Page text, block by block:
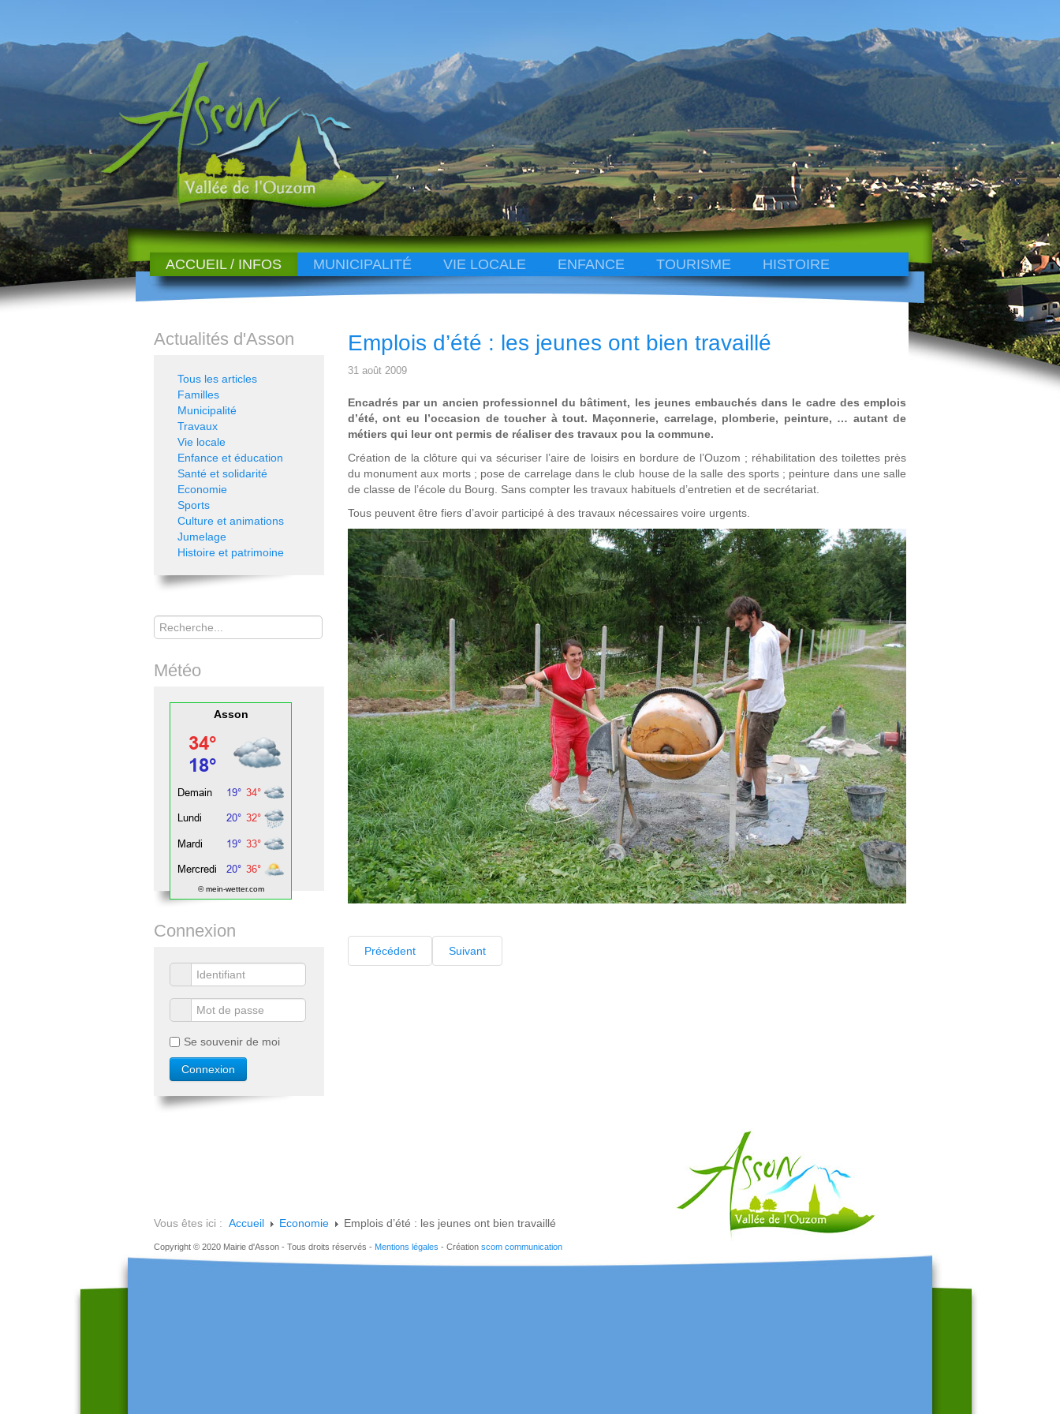
ACCUEIL / INFOS MUNICIPALITÉ VIE LOCALE ENFANCE TOURISME HISTOIRE
Emplois d’été : les jeunes ont bien travaillé
31 août 2009
Encadrés par un ancien professionnel du bâtiment, les jeunes embauchés dans le cadre des emplois
d’été, ont eu l’occasion de toucher à tout. Maçonnerie, carrelage, plomberie, peinture, … autant de
métiers qui leur ont permis de réaliser des travaux pou la commune.
Création de la clôture qui va sécuriser l’aire de loisirs en bordure de l’Ouzom ; réhabilitation des toilettes près
du monument aux morts ; pose de carrelage dans le club house de la salle des sports ; peinture dans une salle
de classe de l’école du Bourg. Sans compter les travaux habituels d’entretien et de secrétariat.
Tous peuvent être fiers d’avoir participé à des travaux nécessaires voire urgents.
Précédent Suivant
Actualités d'Asson
Tous les articles
Familles
Municipalité
Travaux
Vie locale
Enfance et éducation
Santé et solidarité
Economie
Sports
Culture et animations
Jumelage
Histoire et patrimoine
Rechercher
Météo
Asson
© mein-wetter.com
Connexion
Se souvenir de moi
Vous êtes ici : Accueil Economie Emplois d’été : les jeunes ont bien travaillé
Copyright © 2020 Mairie d'Asson - Tous droits réservés - Mentions légales - Création scom communication